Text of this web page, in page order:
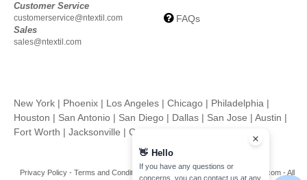
Customer Service
customerservice@ntextil.com
Sales
sales@ntextil.com
FAQs
New York | Phoenix | Los Angeles | Chicago | Philadelphia |
Houston | San Antonio | San Diego | Dallas | San Jose | Austin |
Fort Worth | Jacksonville | Columbus
Privacy Policy- Terms and Conditions-
Copyright 2026 ntextil.com - All
👋 Hello
If you have any questions or
concerns, you can contact us at any